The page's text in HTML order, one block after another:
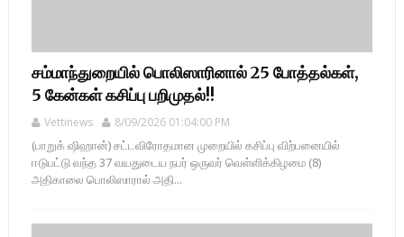
சம்மாந்துறையில் பொலிஸாரினால் 25 போத்தல்கள்,
5 கேன்கள் கசிப்பு பறிமுதல்!!
Vettinews 8/09/2026 01:04:00 PM
(பாறுக் ஷிஹான்) சட்டவிரோதமான முறையில் கசிப்பு விற்பனையில்
ஈடுபட்டு வந்த 37 வயதுடைய நபர் ஒருவர் வெள்ளிக்கிழமை (8)
அதிகாலை பொலிஸாரால் அதி...